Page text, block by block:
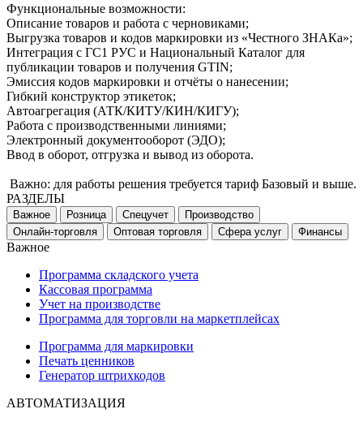
Функциональные возможности:
Описание товаров и работа с черновиками;
Выгрузка товаров и кодов маркировки из «Честного ЗНАКа»;
Интеграция с ГС1 РУС и Национальный Каталог для
публикации товаров и получения GTIN;
Эмиссия кодов маркировки и отчёты о нанесении;
Гибкий конструктор этикеток;
Автоагрегация (АТК/КИТУ/КИН/КИГУ);
Работа с производственными линиями;
Электронный документооборот (ЭДО);
Ввод в оборот, отгрузка и вывод из оборота.
️ Важно: для работы решения требуется тариф Базовый и выше.
РАЗДЕЛЫ
Важное Розница Спецучет
Производство
Онлайн-торговля
Оптовая торговля Сфера услуг Финансы
Важное
Программа складского учета
Кассовая программа
Учет на производстве
Программа для торговли на маркетплейсах
Программа для маркировки
Печать ценников
Генератор штрихкодов
АВТОМАТИЗАЦИЯ